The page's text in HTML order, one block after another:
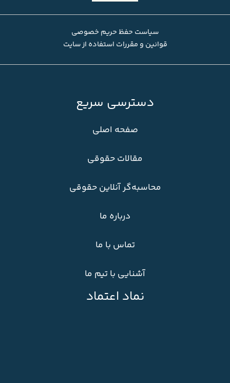
سیاست حفظ حریم خصوصی
قوانین و مقررات استفاده از سایت
دسترسی سریع
صفحه اصلی
مقالات حقوقی
محاسبه‌گر آنلاین حقوقی
درباره ما
تماس با ما
آشنایی با تیم ما
نماد اعتماد